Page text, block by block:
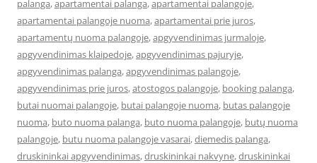
palanga,apartamentai palanga,apartamentai palangoje,
apartamentai palangoje nuoma,apartamentai prie juros,
apartamentų nuoma palangoje,apgyvendinimas jurmaloje,
apgyvendinimas klaipedoje,apgyvendinimas pajuryje,
apgyvendinimas palanga,apgyvendinimas palangoje,
apgyvendinimas prie juros,atostogos palangoje, booking palanga,
butai nuomai palangoje, butai palangoje nuoma, butas palangoje
nuoma, buto nuoma palanga, buto nuoma palangoje, butų nuoma
palangoje, butu nuoma palangoje vasarai,diemedis palanga,
druskininkai apgyvendinimas,druskininkai nakvyne,druskininkai